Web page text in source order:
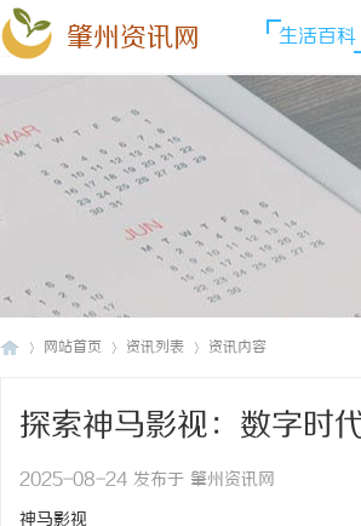
肇州资讯网 生活百科
网站首页 资讯列表 资讯内容
探索神马影视：数字时
2025-08-24 发布于 肇州资讯网
神马影视